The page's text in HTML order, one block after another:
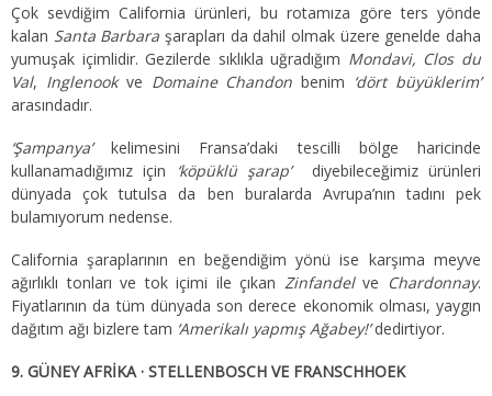
Çok sevdiğim California ürünleri, bu rotamıza göre ters yönde
kalan Santa Barbara şarapları da dahil olmak üzere genelde daha
yumuşak içimlidir. Gezilerde sıklıkla uğradığım Mondavi, Clos du
Val, Inglenookve Domaine Chandon benim ‘dört büyüklerim’
arasındadır.
‘Şampanya’kelimesini Fransa’daki tescilli bölge haricinde
kullanamadığımız için ‘köpüklü şarap’ diyebileceğimiz ürünleri
dünyada çok tutulsa da ben buralarda Avrupa’nın tadını pek
bulamıyorum nedense.
California şaraplarının en beğendiğim yönü ise karşıma meyve
ağırlıklı tonları ve tok içimi ile çıkan Zinfandelve Chardonnay.
Fiyatlarının da tüm dünyada son derece ekonomik olması, yaygın
dağıtım ağı bizlere tam ‘Amerikalı yapmış Ağabey!’dedirtiyor.
9. GÜNEY AFRİKA · STELLENBOSCH VE FRANSCHHOEK